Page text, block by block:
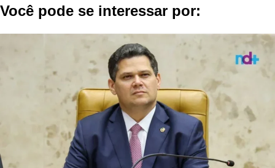
Você pode se interessar por: